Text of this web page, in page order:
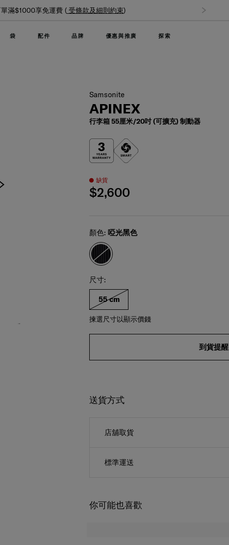
夏日限時優惠: 精選行李箱低至6折
袋 配件 品牌 優惠與推廣 探索
Samsonite
APINEX
行李箱 55厘米/20吋 (可擴充) 制動器
缺貨
$2,600
選擇尺碼
Select
尺寸:
55 cm
揀選尺寸以顯示價錢
Select
顏色:啞光黑色
到貨提醒
送貨方式
店舖取貨
標準運送
你可能也喜歡